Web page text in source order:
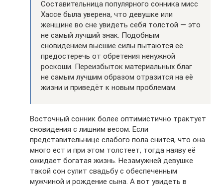
Составительница популярного сонника мисс
Хассе была уверена, что девушке или
женщине во сне увидеть себя толстой — это
не самый лучший знак. Подобным
сновидением высшие силы пытаются её
предостеречь от обретения ненужной
роскоши. Переизбыток материальных благ
не самым лучшим образом отразится на её
жизни и приведёт к новым проблемам.
Восточный сонник более оптимистично трактует
сновидения с лишним весом. Если
представительнице слабого пола снится, что она
много ест и при этом толстеет, тогда наяву её
ожидает богатая жизнь. Незамужней девушке
такой сон сулит свадьбу с обеспеченным
мужчиной и рождение сына. А вот увидеть в